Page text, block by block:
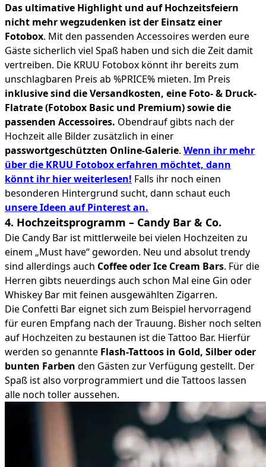
Das ultimative Highlight und auf Hochzeitsfeiern
nicht mehr wegzudenken ist der Einsatz einer
Fotobox. Mit den passenden Accessoires werden eure
Gäste sicherlich viel Spaß haben und sich die Zeit damit
vertreiben. Die KRUU Fotobox könnt ihr bereits zum
unschlagbaren Preis ab %PRICE% mieten. Im Preis
inklusive sind die Versandkosten, eine Foto- & Druck-
Flatrate (Fotobox Basic und Premium) sowie die
passenden Accessoires. Obendrauf gibts nach der
Hochzeit alle Bilder zusätzlich in einer
passwortgeschützten Online-Galerie. Wenn ihr mehr
über die KRUU Fotobox erfahren möchtet, dann
könnt ihr hier weiterlesen! Falls ihr noch einen
besonderen Hintergrund sucht, dann schaut euch
unsere Ideen auf Pinterest an.
4. Hochzeitsprogramm – Candy Bar & Co.
Die Candy Bar ist mittlerweile bei vielen Hochzeiten zu
einem „Must have“ geworden. Neu und absolut trendy
sind allerdings auch Coffee oder Ice Cream Bars. Für die
Herren gibts neuerdings auch schon Mal eine Gin oder
Whiskey Bar mit feinen ausgewählten Zigarren.
Die Confetti Bar eignet sich zum Beispiel hervorragend
für euren Empfang nach der Trauung. Bisher noch selten
auf Hochzeiten zu bestaunen ist die Tattoo Bar. Hierfür
werden so genannte Flash-Tattoos in Gold, Silber oder
bunten Farben den Gästen zur Verfügung gestellt. Der
Spaß ist also vorprogrammiert und die Tattoos lassen
alle noch toller aussehen.